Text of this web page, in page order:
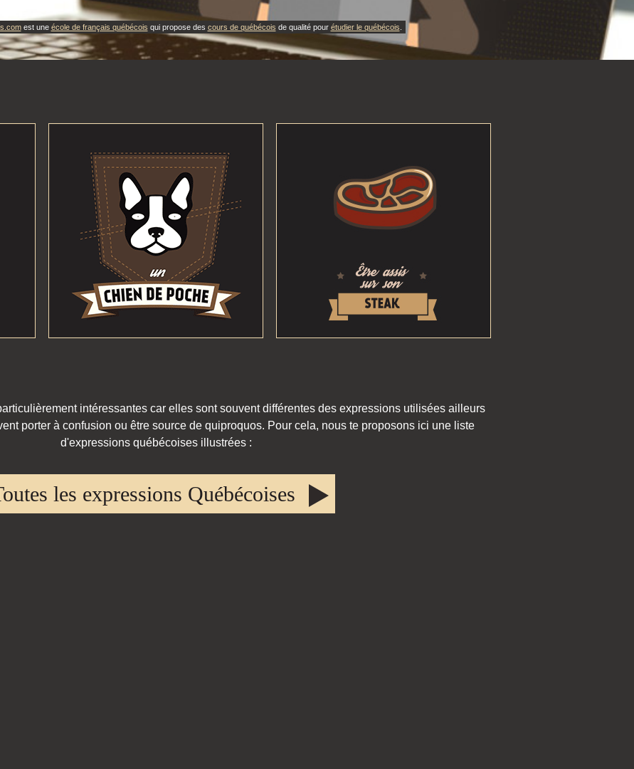
est une école de français québécois qui propose des cours de québécois de qualité pour étudier le québécois
intéressantes car elles sont souvent différentes des expressions utilisées ailleurs
porter à confusion ou être source de quiproquos. Pour cela, nous te proposons ici une liste
d'expressions québécoises illustrées :
les expressions Québécoises